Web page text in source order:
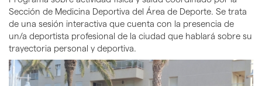
Sección de Medicina Deportiva del Área de Deporte. Se trata
de una sesión interactiva que cuenta con la presencia de
un/a deportista profesional de la ciudad que hablará sobre su
trayectoria personal y deportiva.